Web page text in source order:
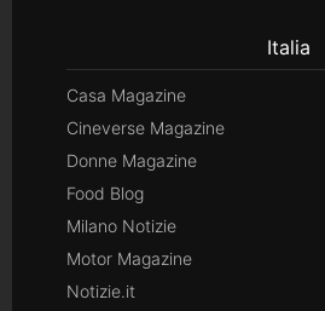
Italia
Casa Magazine
Cineverse Magazine
Donne Magazine
Food Blog
Milano Notizie
Motor Magazine
Notizie.it